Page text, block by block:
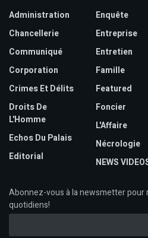
Administration
Chancellerie
Communiqué
Corporation
Crimes Et Délits
Droits De
L'Homme
Echos Du Palais
Editorial
Enquête
Entreprise
Entretien
Famille
Featured
Foncier
L'Affaire
Nécrologie
NEWS
Abonnez-vous à la newsmetter pour
quotidiens!